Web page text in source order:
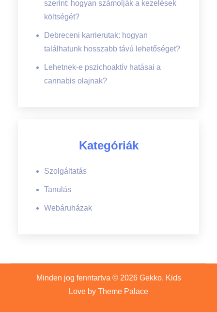
szerint: hogyan számolják a kezelések
költségét?
Debreceni karrierutak: hogyan
találhatunk hosszabb távú lehetőséget?
Lehetnek-e pszichoaktív hatásai a
cannabis olajnak?
Kategóriák
Szolgáltatás
Tanulás
Webáruházak
Minden jog fenntartva © 2026 Gekko. Kids
Love by Theme Palace